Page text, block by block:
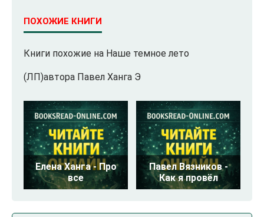
ПОХОЖИЕ КНИГИ
Книги похожие на Наше темное лето
(ЛП)автора Павел Ханга Э
Елена Ханга - Про
все
Павел Вязников -
Как я провёл